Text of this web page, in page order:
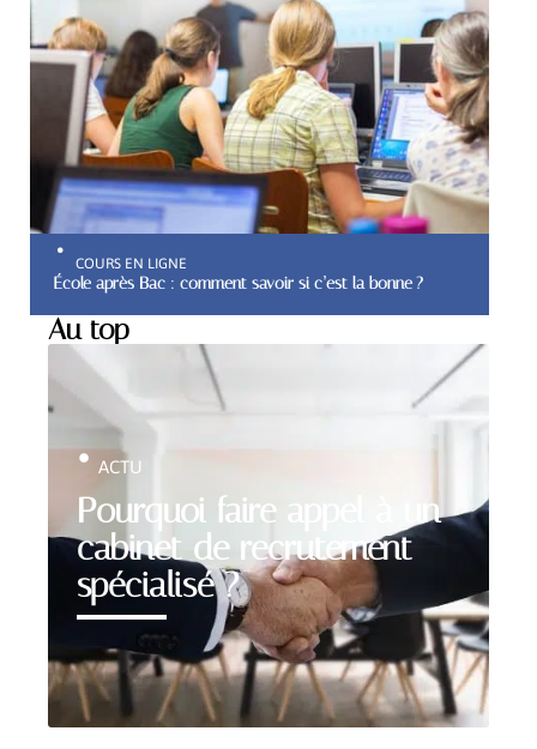
COURS EN LIGNE
École après Bac : comment savoir si c’est la bonne ?
Au top
Pourquoi faire appel à un
cabinet de recrutement
spécialisé ?
ACTU